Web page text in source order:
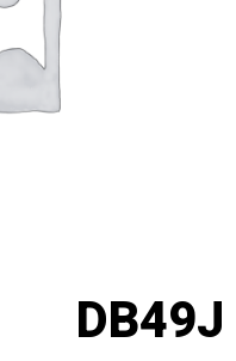
DB49J